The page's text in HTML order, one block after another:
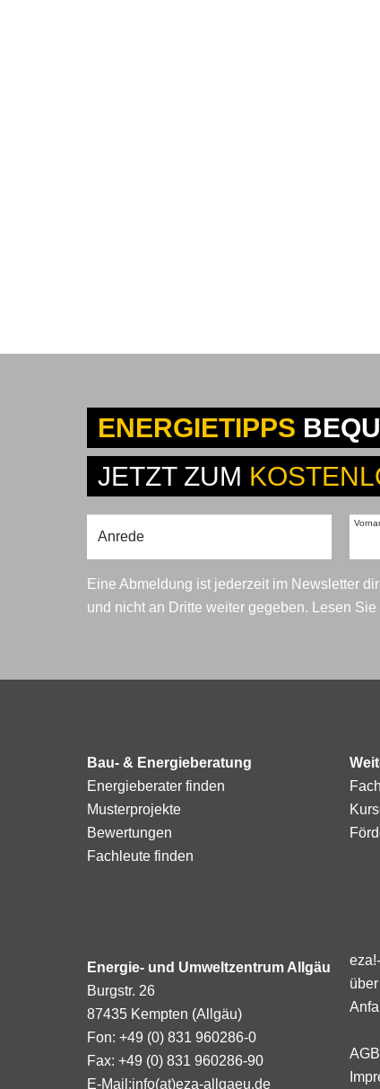
ENERGIETIPPS
JETZT ZUM
Eine Abmeldung ist jederzeit im Newsletter
und nicht an Dritte weiter gegeben. Lesen
Bau- & Energieberatung
Energieberater finden
Musterprojekte
Bewertungen
Fachleute finden
Energie- und Umweltzentrum Allgäu
Burgstr. 26
87435 Kempten (Allgäu)
Fon: +49 (0) 831 960286-0
Fax: +49 (0) 831 960286-90
E-Mail:info(at)eza-allgaeu.de